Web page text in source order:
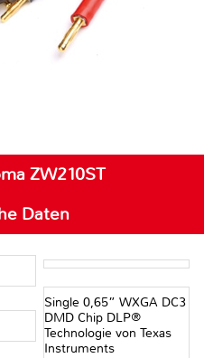
ZW210ST
Daten
Single 0,65” WXGA DC3
DMD Chip DLP®
Technologie von Texas
Instruments